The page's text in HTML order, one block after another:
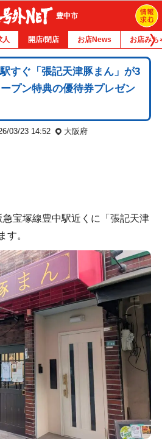
豊中市
人 開店/閉店 お店News お店みち
すぐ「張記天津豚まん」が3
プン特典の優待券プレゼン
03/23 14:52 大阪府
宝塚線豊中駅近くに「張記天津
す。